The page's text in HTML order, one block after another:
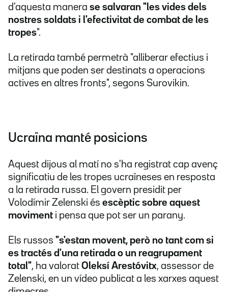
d'aquesta manera se salvaran "les vides dels
nostres soldats i l'efectivitat de combat de les
tropes".
La retirada també permetrà "alliberar efectius i
mitjans que poden ser destinats a operacions
actives en altres fronts", segons Surovikin.
Ucraïna manté posicions
Aquest dijous al matí no s'ha registrat cap avenç
significatiu de les tropes ucraïneses en resposta
a la retirada russa. El govern presidit per
Volodímir Zelenski és escèptic sobre aquest
moviment i pensa que pot ser un parany.
Els russos "s'estan movent, però no tant com si
es tractés d'una retirada o un reagrupament
total", ha valorat Oleksí Arestóvitx, assessor de
Zelenski, en un vídeo publicat a les xarxes aquest